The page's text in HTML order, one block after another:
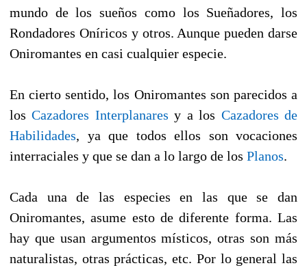
mundo de los sueños como los Sueñadores, los
Rondadores Oníricos y otros. Aunque pueden darse
Oniromantes en casi cualquier especie.
En cierto sentido, los Oniromantes son parecidos a
losCazadores Interplanares y a los Cazadores de
Habilidades, ya que todos ellos son vocaciones
interraciales y que se dan a lo largo de los Planos.
Cada una de las especies en las que se dan
Oniromantes, asume esto de diferente forma. Las
hay que usan argumentos místicos, otras son más
naturalistas, otras prácticas, etc. Por lo general las